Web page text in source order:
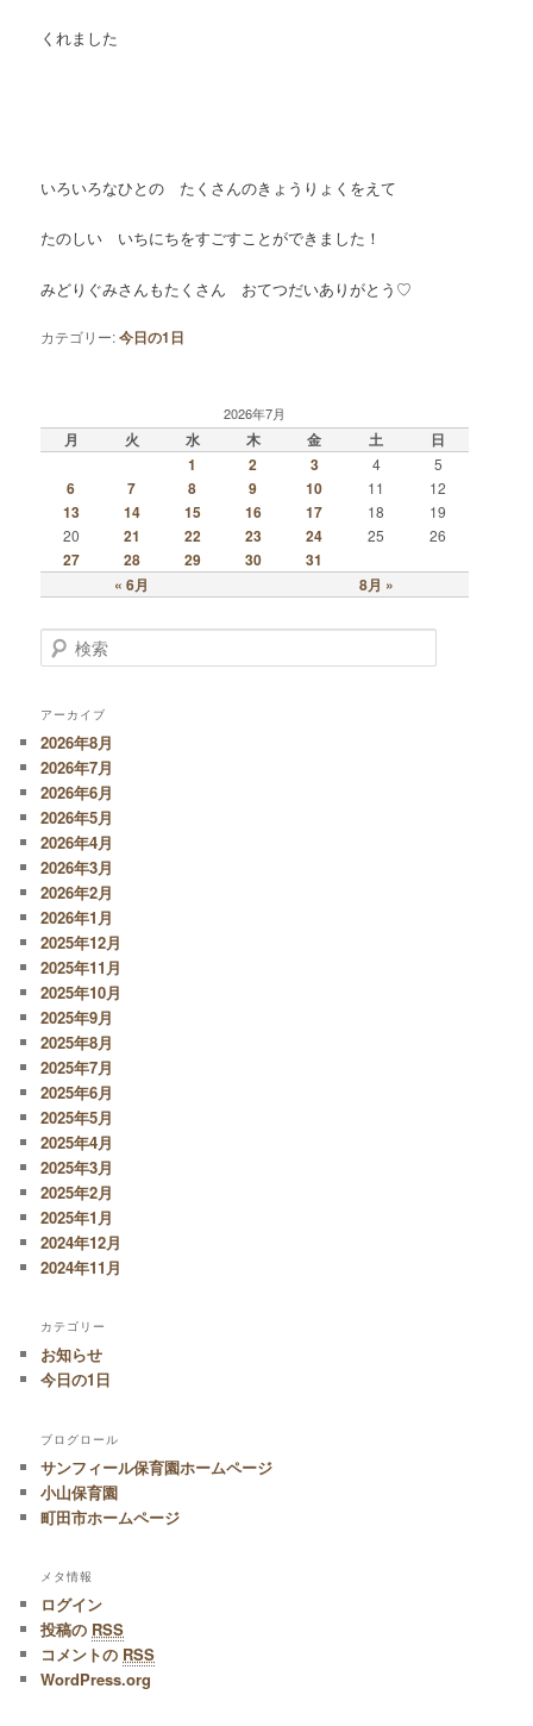
くれました
いろいろなひとの たくさんのきょうりょくをえて
たのしい いちにちをすごすことができました！
みどりぐみさんもたくさん おてつだいありがとう♡
カテゴリー:今日の1日
2026年7月
月 火 水 木 金 土 日
« 6月 8月 »
1 2 3 4 5
6 7 8 9 10 11 12
13 14 15 16 17 18
19
20
21 22 23 24 25 26
27 28 29 30 31
検索
アーカイブ
2026年8月
2026年7月
2026年6月
2026年5月
2026年4月
2026年3月
2026年2月
2026年1月
2025年12月
2025年11月
2025年10月
2025年9月
2025年8月
2025年7月
2025年6月
2025年5月
2025年4月
2025年3月
2025年2月
2025年1月
2024年12月
2024年11月
カテゴリー
お知らせ
今日の1日
ブログロール
サンフィール保育園ホームページ
小山保育園
町田市ホームページ
メタ情報
ログイン
投稿の RSS
コメントの RSS
WordPress.org